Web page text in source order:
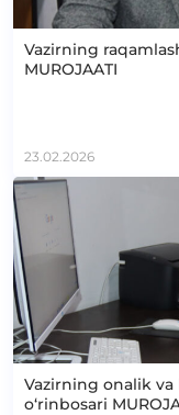
Vazirning
MUROJAATI
23.02.2026
Vazirning onalik
o‘rinbosari